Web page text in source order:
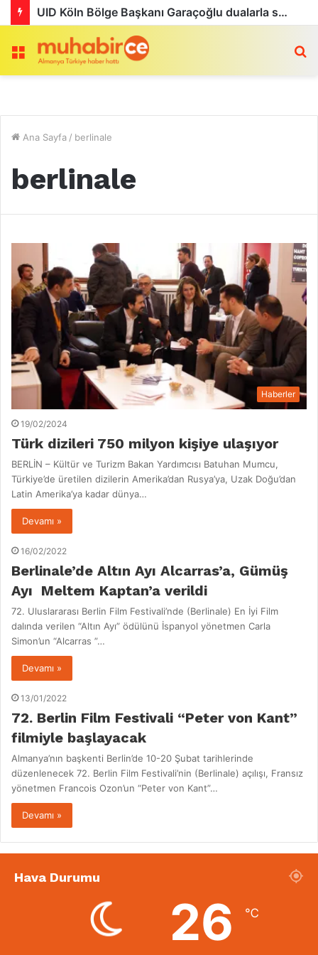
UID Köln Bölge Başkanı Garaçoğlu dualarla son yolculuğuna uğurlandı
Menü
Ana Sayfa / berlinale
berlinale
Haberler
19/02/2024
Türk dizileri 750 milyon kişiye ulaşıyor
BERLİN – Kültür ve Turizm Bakan Yardımcısı Batuhan Mumcu,
Türkiye’de üretilen dizilerin Amerika’dan Rusya’ya, Uzak Doğu’dan
Latin Amerika’ya kadar dünya…
Devamı »
16/02/2022
Berlinale’de Altın Ayı Alcarras’a, Gümüş
Ayı Meltem Kaptan’a verildi
72. Uluslararası Berlin Film Festivali’nde (Berlinale) En İyi Film
dalında verilen “Altın Ayı” ödülünü İspanyol yönetmen Carla
Simon’un “Alcarras ”…
Devamı »
13/01/2022
72. Berlin Film Festivali “Peter von Kant”
filmiyle başlayacak
Almanya’nın başkenti Berlin’de 10-20 Şubat tarihlerinde
düzenlenecek 72. Berlin Film Festivali’nin (Berlinale) açılışı, Fransız
yönetmen Francois Ozon’un “Peter von Kant”…
Devamı »
Hava Durumu
26 ℃